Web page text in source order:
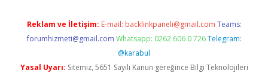
Reklam ve İletişim: E-mail: backlinkpaneli@gmail.com Teams:
forumhizmeti@gmail.com Whatsapp: 0262 606 0 726 Telegram:
@karabul
Yasal Uyarı: Sitemiz, 5651 Sayılı Kanun gereğince Bilgi Teknolojileri